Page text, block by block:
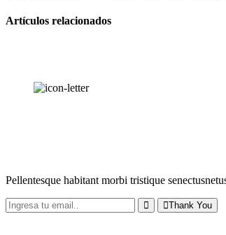
Artículos relacionados
Pellentesque habitant morbi tristique
Thank You